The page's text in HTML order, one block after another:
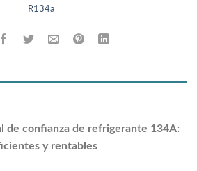
R134a
de confianza de refrigerante 134A:
y rentables